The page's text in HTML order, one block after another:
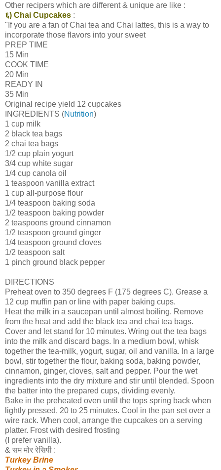
Other recipers which are different & unique are like :
६) Chai Cupcakes :
"If you are a fan of Chai tea and Chai lattes, this is a way to
incorporate those flavors into your sweet
PREP TIME
15 Min
COOK TIME
20 Min
READY IN
35 Min
Original recipe yield 12 cupcakes
INGREDIENTS (Nutrition)
1 cup milk
2 black tea bags
2 chai tea bags
1/2 cup plain yogurt
3/4 cup white sugar
1/4 cup canola oil
1 teaspoon vanilla extract
1 cup all-purpose flour
1/4 teaspoon baking soda
1/2 teaspoon baking powder
2 teaspoons ground cinnamon
1/2 teaspoon ground ginger
1/4 teaspoon ground cloves
1/2 teaspoon salt
1 pinch ground black pepper
DIRECTIONS
Preheat oven to 350 degrees F (175 degrees C). Grease a
12 cup muffin pan or line with paper baking cups.
Heat the milk in a saucepan until almost boiling. Remove
from the heat and add the black tea and chai tea bags.
Cover and let stand for 10 minutes. Wring out the tea bags
into the milk and discard bags. In a medium bowl, whisk
together the tea-milk, yogurt, sugar, oil and vanilla. In a large
bowl, stir together the flour, baking soda, baking powder,
cinnamon, ginger, cloves, salt and pepper. Pour the wet
ingredients into the dry mixture and stir until blended. Spoon
the batter into the prepared cups, dividing evenly.
Bake in the preheated oven until the tops spring back when
lightly pressed, 20 to 25 minutes. Cool in the pan set over a
wire rack. When cool, arrange the cupcakes on a serving
platter. Frost with desired frosting
(I prefer vanilla).
& सम मोर रेसिपी :
Turkey Brine